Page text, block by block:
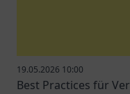
19.05.2026 10:00
Best Practices für